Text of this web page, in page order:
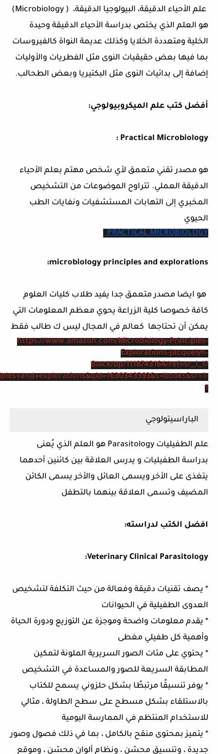
علم الأحياء الدقيقة، البيولوجيا الدقيقة، ( Microbiology)‏
هو العلم الذي يختص بدراسة الأحياء الدقيقة وحيدة
الخلية ومتعددة الخلايا وكذلك عديمة النواة كالفيروسات
بما فيها بعض حقيقيات النوى مثل الفطريات والأوليات
إضافة إلى بدائيات النوى مثل البكتيريا وبعض الطحالب.
أفضل كتب علم الميكروبيولوجي:
Practical Microbiology :
هو مصدر تقني متعمق لأي شخص مهتم بعلم الأحياء
الدقيقة العملي. تتراوح الموضوعات من التشخيص
المخبري إلى التهابات المستشفيات ونفايات الطب
الحيوي
PRACTICAL MICROBIOLOGY
microbiology principles and explorations:
هو ايضا مصدر متعمق جدا يفيد طلاب كليات العلوم
كافة خصوصا كلية الزراعة يحوي معظم المعلومات التي
يمكن أن تحتاجها كعالم في المجال ليس ك طالب فقط
https://www.amazon.com/Microbiology-Principles-
Explorations-Jacquelyn-
Black/dp/1118743164/ref=sr_1_1?
1
الباراسيتولوجي
علم الطفيليات Parasitology هو العلم الذي يُعنى
بدراسة الطفيليات و يدرس العلاقة بين كائنين أحدهما
يتغذى على الأخر ويسمى العائل والأخر يسمى الكائن
المضيف وتسمى العلاقة بينهما بالتطفل
افضل الكتب لدراسته:
Veterinary Clinical Parasitology:
* يصف تقنيات دقيقة وفعالة من حيث التكلفة لتشخيص
العدوى الطفيلية في الحيوانات
* يقدم معلومات واضحة وموجزة عن التوزيع ودورة الحياة
وأهمية كل طفيلي مغطى
* يحتوي على مئات الصور السريرية الملونة لتمكين
المطابقة السريعة للصور والمساعدة في التشخيص
* يوفر تنسيقًا مرتبطًا بشكل حلزوني يسمح للكتاب
بالاستلقاء بشكل مسطح على سطح الطاولة ، مثالي
للاستخدام المنتظم في الممارسة اليومية
* يتميز بمحتوى منقح بالكامل ، بما في ذلك فصول وصور
جديدة ، وتنسيق محسّن ، ونظام ألوان محسّن ، وموقع